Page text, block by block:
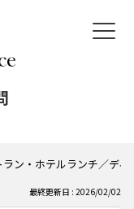
ラン・ホテルランチ／デ
最終更新日 : 2026/02/02